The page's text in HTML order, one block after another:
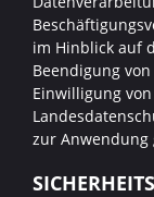
im Hinblick auf
Beendigung
Einwilligung
zur Anwendung